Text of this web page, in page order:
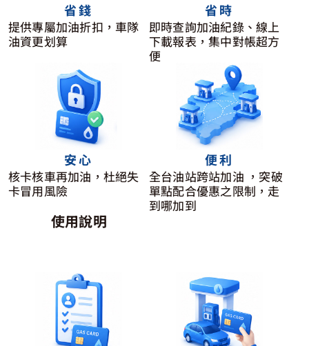
省錢
提供專屬加油折扣，車隊
油資更划算
省時
即時查詢加油紀錄、線上
下載報表，集中對帳超方
便
安心
核卡核車再加油，杜絕失
卡冒用風險
便利
全台油站跨站加油 ，突破
單點配合優惠之限制，走
到哪加到
使用說明